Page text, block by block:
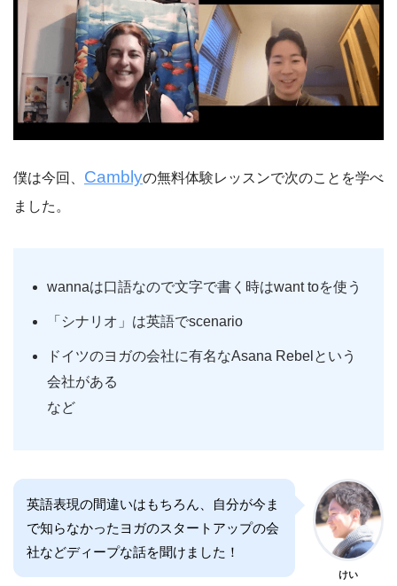
僕は今回、 Camblyの無料体験レッスンで次のことを学べ
ました。
wannaは口語なので文字で書く時はwant toを使う
「シナリオ」は英語でscenario
ドイツのヨガの会社に有名なAsana Rebelという
会社がある
など
英語表現の間違いはもちろん、自分が今ま
で知らなかったヨガのスタートアップの会
社などディープな話を聞けました！
けい